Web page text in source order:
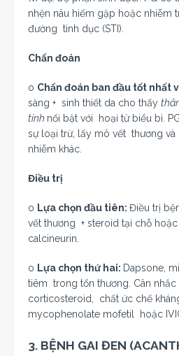
nhện nâu hiếm gặp hoặc nhiễm
đường tình dục (STI).
Chẩn đoán
o Chẩn đoán ban đầu tốt nhất
sàng + sinh thiết da cho thấy
tính nổi bật với hoại tử biểu bì.
sự loại trừ, lấy mô vết thương
nhiễm khác.
Điều trị
o Lựa chọn đầu tiên: Điều trị
vết thương + steroid tại chỗ
calcineurin.
o Lựa chọn thứ hai: Dapsone,
tiêm trong tổn thương. Cân nhắc
corticosteroid, chất ức chế
mycophenolate mofetil hoặc
3. BỆNH GAI ĐEN